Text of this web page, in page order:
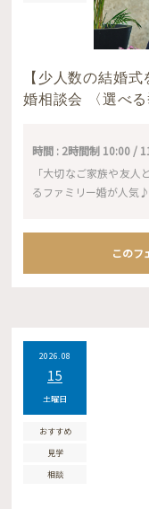
【少人数の結婚
婚相談会 〈選べ
時間 : 2時間制 10:00 /
「大切なご家族や友
るファミリー婚が人気
このフ
2026.08
15
土曜日
おすすめ
見学
相談